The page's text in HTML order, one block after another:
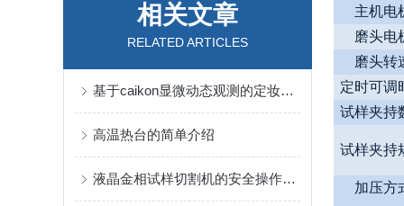
相关文章
RELATED ARTICLES
基于caikon显微动态观测的定妆喷雾成膜速率及表观缺陷分析系统方案
高温热台的简单介绍
液晶金相试样切割机的安全操作规程
主机电
磨头电
磨头转
定时可调
试样夹持
试样夹持
加压方